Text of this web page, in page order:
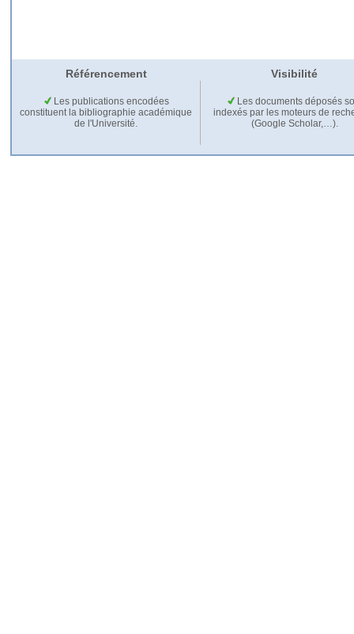
Référencement Visibilité
Les publications encodées
constituent la bibliographie académique
de l'Université.
Les documents déposés
indexés par les moteurs de
(Google Scholar,…).